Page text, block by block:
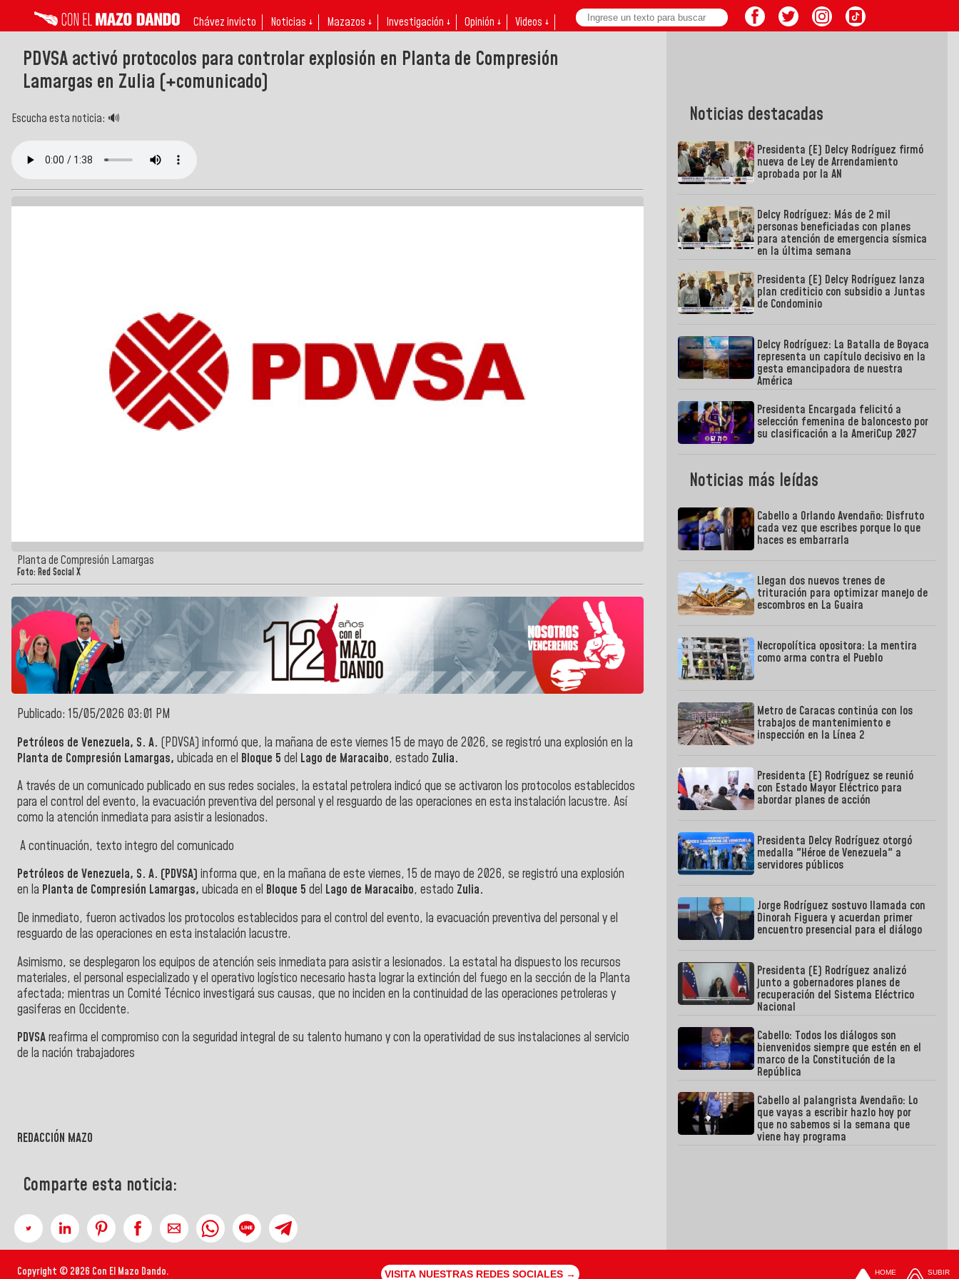
Chávez invicto Noticias ↓ Mazazos ↓ Investigación ↓ Opinión ↓ Videos ↓
PDVSA activó protocolos para controlar explosión en Planta de Compresión
Lamargas en Zulia (+comunicado)
Escucha esta noticia: 🔊
Planta de Compresión Lamargas
Foto: Red Social X
Publicado: 15/05/2026 03:01 PM
Petróleos de Venezuela, S. A. (PDVSA) informó que, la mañana de este viernes 15 de mayo de 2026, se registró una explosión en la
Planta de Compresión Lamargas, ubicada en el Bloque 5 del Lago de Maracaibo, estado Zulia.
A través de un comunicado publicado en sus redes sociales, la estatal petrolera indicó que se activaron los protocolos establecidos
para el control del evento, la evacuación preventiva del personal y el resguardo de las operaciones en esta instalación lacustre. Así
como la atención inmediata para asistir a lesionados.
A continuación, texto integro del comunicado
Petróleos de Venezuela, S. A. (PDVSA) informa que, en la mañana de este viernes, 15 de mayo de 2026, se registró una explosión
en la Planta de Compresión Lamargas, ubicada en el Bloque 5 del Lago de Maracaibo, estado Zulia.
De inmediato, fueron activados los protocolos establecidos para el control del evento, la evacuación preventiva del personal y el
resguardo de las operaciones en esta instalación lacustre.
Asimismo, se desplegaron los equipos de atención seis inmediata para asistir a lesionados. La estatal ha dispuesto los recursos
materiales, el personal especializado y el operativo logístico necesario hasta lograr la extinción del fuego en la sección de la Planta
afectada; mientras un Comité Técnico investigará sus causas, que no inciden en la continuidad de las operaciones petroleras y
gasiferas en Occidente.
PDVSAreafirma el compromiso con la seguridad integral de su talento humano y con la operatividad de sus instalaciones al servicio
de la nación trabajadores
REDACCIÓN MAZO
Comparte esta noticia:
Noticias destacadas
Presidenta (E) Delcy Rodríguez firmó
nueva de Ley de Arrendamiento
aprobada por la AN
Delcy Rodríguez: Más de 2 mil
personas beneficiadas con planes
para atención de emergencia sísmica
en la última semana
Presidenta (E) Delcy Rodríguez lanza
plan crediticio con subsidio a Juntas
de Condominio
Delcy Rodríguez: La Batalla de Boyaca
representa un capítulo decisivo en la
gesta emancipadora de nuestra
América
Presidenta Encargada felicitó a
selección femenina de baloncesto por
su clasificación a la AmeriCup 2027
Noticias más leídas
Cabello a Orlando Avendaño: Disfruto
cada vez que escribes porque lo que
haces es embarrarla
Llegan dos nuevos trenes de
trituración para optimizar manejo de
escombros en La Guaira
Necropolítica opositora: La mentira
como arma contra el Pueblo
Metro de Caracas continúa con los
trabajos de mantenimiento e
inspección en la Línea 2
Presidenta (E) Rodríguez se reunió
con Estado Mayor Eléctrico para
abordar planes de acción
Presidenta Delcy Rodríguez otorgó
medalla "Héroe de Venezuela" a
servidores públicos
Jorge Rodríguez sostuvo llamada con
Dinorah Figuera y acuerdan primer
encuentro presencial para el diálogo
Presidenta (E) Rodríguez analizó
junto a gobernadores planes de
recuperación del Sistema Eléctrico
Nacional
Cabello: Todos los diálogos son
bienvenidos siempre que estén en el
marco de la Constitución de la
República
Cabello al palangrista Avendaño: Lo
que vayas a escribir hazlo hoy por
que no sabemos si la semana que
viene hay programa
Copyright © 2026 Con El Mazo Dando. VISITA NUESTRAS REDES SOCIALES → HOME SUBIR